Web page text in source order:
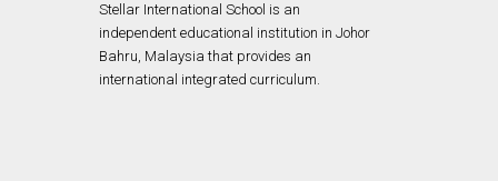
Stellar International School is an
independent educational institution in Johor
Bahru, Malaysia that provides an
international integrated curriculum.